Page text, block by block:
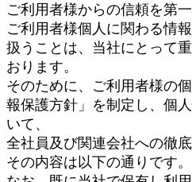
ご利用者様からの信頼を第一
ご利用者様個人に関わる情
扱うことは、当社にとって
おります。
そのために、ご利用者様の
報保護方針」を制定し、個
いて、
全社員及び関連会社への徹
その内容は以下の通りです。